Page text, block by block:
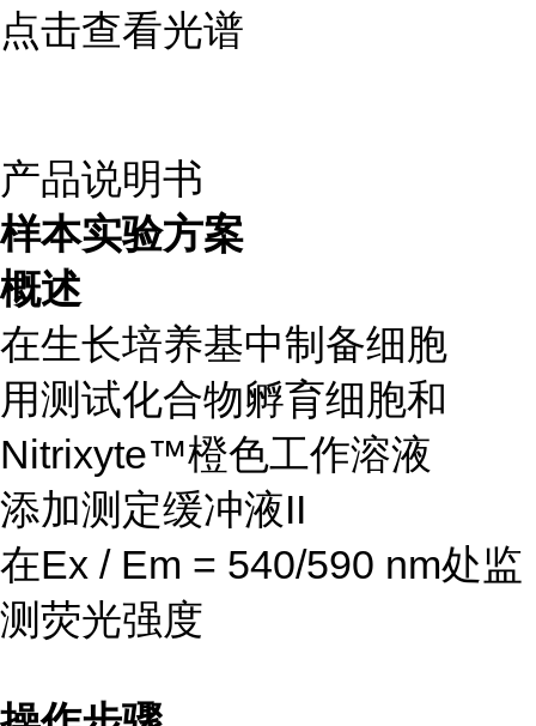
点击查看光谱
产品说明书
样本实验方案
概述
在生长培养基中制备细胞
用测试化合物孵育细胞和
Nitrixyte™橙色工作溶液
添加测定缓冲液II
在Ex / Em = 540/590 nm处监
测荧光强度